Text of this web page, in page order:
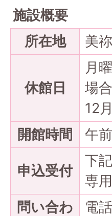
施設概要
所在地
美
休館日
月
場
12
開館時間
午
申込受付
下
専
問い合わ
電